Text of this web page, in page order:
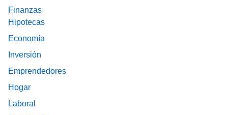
Finanzas
Hipotecas
Economía
Inversión
Emprendedores
Hogar
Laboral